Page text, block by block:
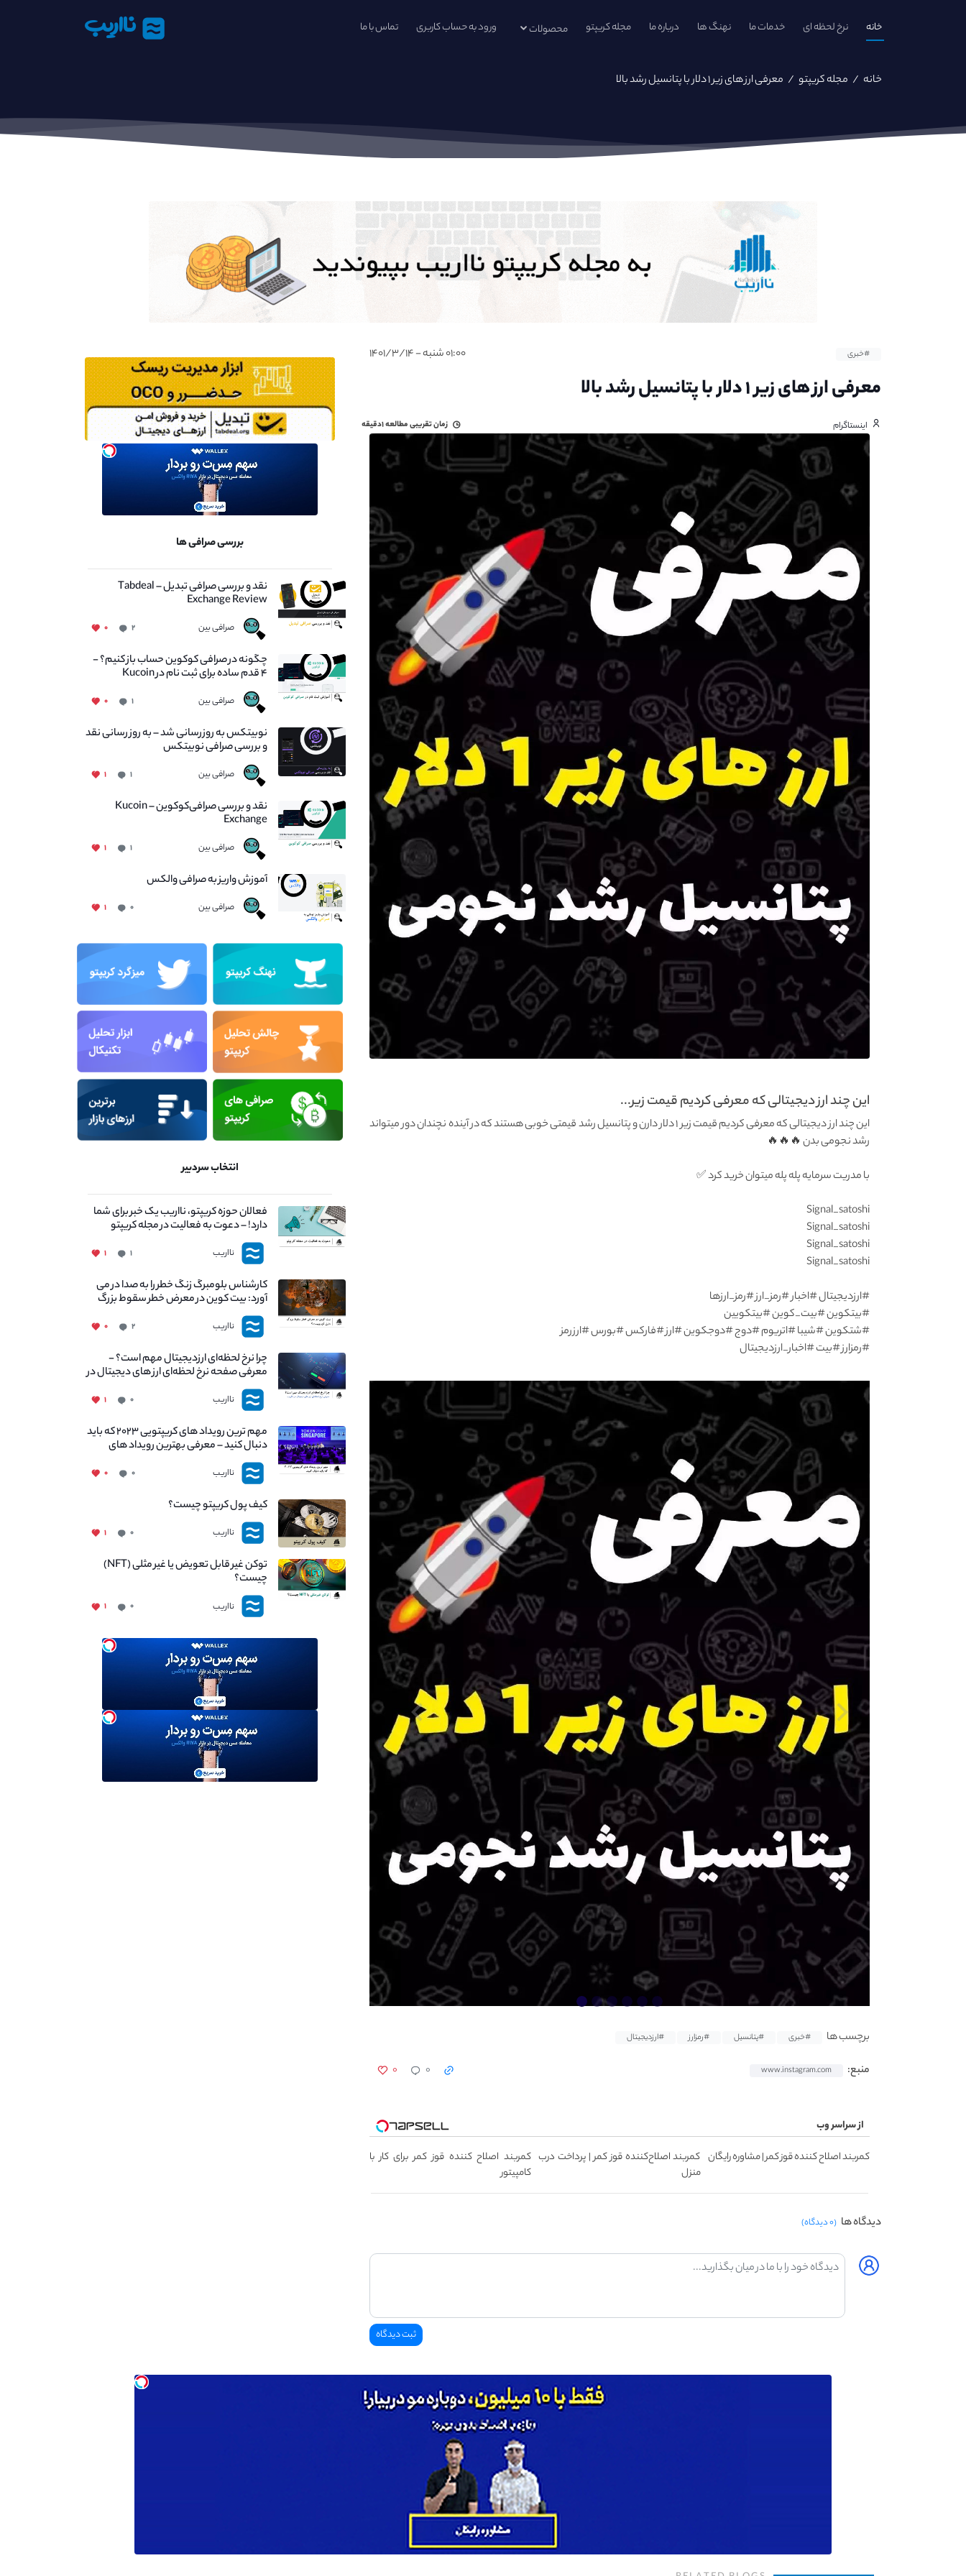
خانه نرخ لحظه ای خدمات ما نهنگ ها درباره ما مجله کریپتو محصولات ورود به حساب کاربری تماس با ما نااریب
خانه / مجله کریپتو / معرفی ارز های زیر ۱ دلار با پتانسیل رشد بالا
#خبری ۰۱:۰۰ شنبه - ۱۴۰۱/۳/۱۴
معرفی ارز های زیر ۱ دلار با پتانسیل رشد بالا
اینستاگرام زمان تقریبی مطالعه۱دقیقه
این چند ارز دیجیتالی که معرفی کردیم قیمت زیر...
این چند ارز دیجیتالی که معرفی کردیم قیمت زیر ۱ دلار دارن و پتانسیل رشد قیمتی خوبی هستند که در آینده نچندان دور میتواند
رشد نجومی بدن 🔥🔥🔥
با مدریت سرمایه پله پله میتوان خرید کرد ✅
Signal_satoshi
Signal_satoshi
Signal_satoshi
Signal_satoshi
#ارزدیجیتال #اخبار #رمز_ارز #رمز_ارزها
#بیتکوین #بیت_کوین #بیتکویین
#شتکوین #شیبا #اتریوم #دوج #دوجکوین #ارز #فارکس #بورس #ارزرمز
#رمزارز #بیت #اخبار_ارزدیجیتال
برچسب ها #خبری #پتانسیل #رمزارز #ارزدیجیتال
منبع: www.instagram.com ۰ ۰
از سراسر وب
کمربند اصلاح کننده قوز کمر | مشاوره رایگان کمربند اصلاح‌کننده قوز کمر | پرداخت درب
منزل
کمربند اصلاح کننده قوز کمر برای کار با
کامپیتور
دیدگاه ها (۰ دیدگاه)
بررسی صرافی ها
نقد و بررسی صرافی تبدیل – Tabdeal
Exchange Review
صرافی بین ۲ ۰
چگونه در صرافی کوکوین حساب باز کنیم؟ -
۴ قدم ساده برای ثبت نام در Kucoin
صرافی بین ۱ ۰
نوبیتکس به روزرسانی شد – به روز رسانی نقد
و بررسی صرافی نوبیتکس
صرافی بین ۱ ۱
نقد و بررسی صرافی‌کوکوین – Kucoin
Exchange
صرافی بین ۱ ۱
آموزش واریز به صرافی والکس
صرافی بین ۰ ۱
انتخاب سردبیر
فعالان حوزه کریپتو، نااریب یک خبر برای شما
دارد! – دعوت به فعالیت در مجله کریپتو
نااریب ۱ ۱
کارشناس بلومبرگ زنگ خطر را به صدا در می
آورد: بیت کوین در معرض خطر سقوط بزرگ
است - دلیل آن چیست؟
نااریب ۲ ۰
چرا نرخ لحظه‌ای ارزدیجیتال مهم است؟ -
معرفی صفحه نرخ لحظه‌ای ارز های دیجیتال در
نااریب
نااریب ۰ ۱
مهم ترین رویداد های کریپتویی ۲۰۲۳ که باید
دنبال کنید – معرفی بهترین رویداد های
جهانی
نااریب ۰ ۰
کیف پول کریپتو چیست؟
نااریب ۰ ۱
توکن غیر قابل تعویض یا غیر مثلی (NFT)
چیست؟
نااریب ۰ ۱